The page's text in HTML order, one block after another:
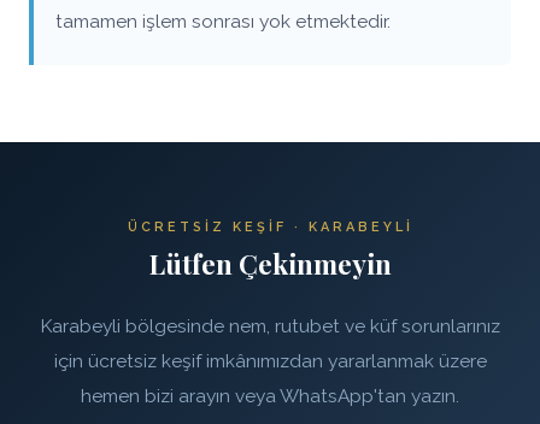
tamamen işlem sonrası yok etmektedir.
ÜCRETSIZ KEŞIF · KARABEYLI
Lütfen Çekinmeyin
Karabeyli bölgesinde nem, rutubet ve küf sorunlarınız
için ücretsiz keşif imkânımızdan yararlanmak üzere
hemen bizi arayın veya WhatsApp'tan yazın.